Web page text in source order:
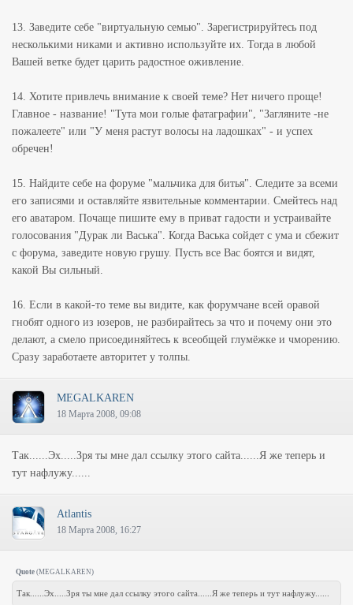
13. Заведите себе "виртуальную семью". Зарегистрируйтесь под
несколькими никами и активно используйте их. Тогда в любой
Вашей ветке будет царить радостное оживление.
14. Хотите привлечь внимание к своей теме? Нет ничего проще!
Главное - название! "Тута мои голые фатаграфии", "Загляните -не
пожалеете" или "У меня растут волосы на ладошках" - и успех
обречен!
15. Найдите себе на форуме "мальчика для битья". Следите за всеми
его записями и оставляйте язвительные комментарии. Смейтесь над
его аватаром. Почаще пишите ему в приват гадости и устраивайте
голосования "Дурак ли Васька". Когда Васька сойдет с ума и сбежит
с форума, заведите новую грушу. Пусть все Вас боятся и видят,
какой Вы сильный.
16. Если в какой-то теме вы видите, как форумчане всей оравой
гнобят одного из юзеров, не разбирайтесь за что и почему они это
делают, а смело присоединяйтесь к всеобщей глумёжке и чморению.
Сразу заработаете авторитет у толпы.
MEGALKAREN
18 Марта 2008, 09:08
Так......Эх.....Зря ты мне дал ссылку этого сайта......Я же теперь и
тут нафлужу......
Atlantis
18 Марта 2008, 16:27
Quote (MEGALKAREN)
Так......Эх.....Зря ты мне дал ссылку этого сайта......Я же теперь и тут нафлужу......